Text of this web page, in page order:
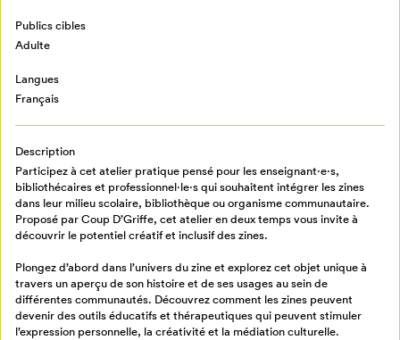
Programmation
Billetterie
Retour à l’accueil
Publics cibles
Adulte
Langues
Français
Description
Participez à cet atelier pratique pensé pour les enseignant·e·s,
bibliothécaires et professionnel·le·s qui souhaitent intégrer les zines
dans leur milieu scolaire, bibliothèque ou organisme communautaire.
Proposé par Coup D’Griffe, cet atelier en deux temps vous invite à
découvrir le potentiel créatif et inclusif des zines.
Plongez d’abord dans l’univers du zine et explorez cet objet unique à
travers un aperçu de son histoire et de ses usages au sein de
différentes communautés. Découvrez comment les zines peuvent
devenir des outils éducatifs et thérapeutiques qui peuvent stimuler
l’expression personnelle, la créativité et la médiation culturelle.
connectez-vous ou créez votre profil
Créer un profil